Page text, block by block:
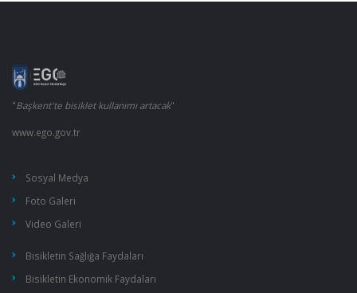
"Başkent'te bisiklet kullanımı artacak"
www.ego.gov.tr
Sosyal Medya
Foto Galeri
Video Galeri
Bisikletin Sağlığa Faydaları
Bisikletin Ekonomik Faydaları